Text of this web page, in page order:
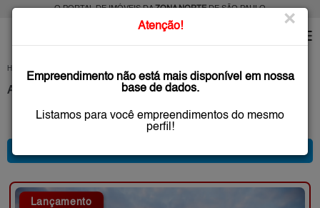
O PORTAL DE IMÓVEIS DAZONA NORTEDE SÃO PAULO
HOME
Apartamentos na Planta e Novos Zona Norte de São Paulo
38 anúncio(s) encontrado(s)
Lançamento
Atenção! ×
Empreendimento não está mais disponível em nossa
base de dados.
Listamos para você empreendimentos do mesmo
perfil!